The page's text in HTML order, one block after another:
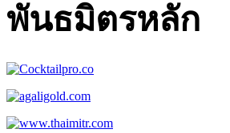
พันธมิตรหลัก